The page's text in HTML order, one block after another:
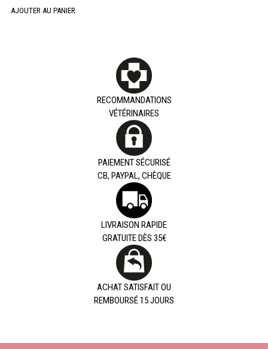
AJOUTER AU PANIER
RECOMMANDATIONS
VÉTÉRINAIRES
PAIEMENT SÉCURISÉ
CB, PAYPAL, CHÈQUE
LIVRAISON RAPIDE
GRATUITE DÈS 35€
ACHAT SATISFAIT OU
REMBOURSÉ 15 JOURS